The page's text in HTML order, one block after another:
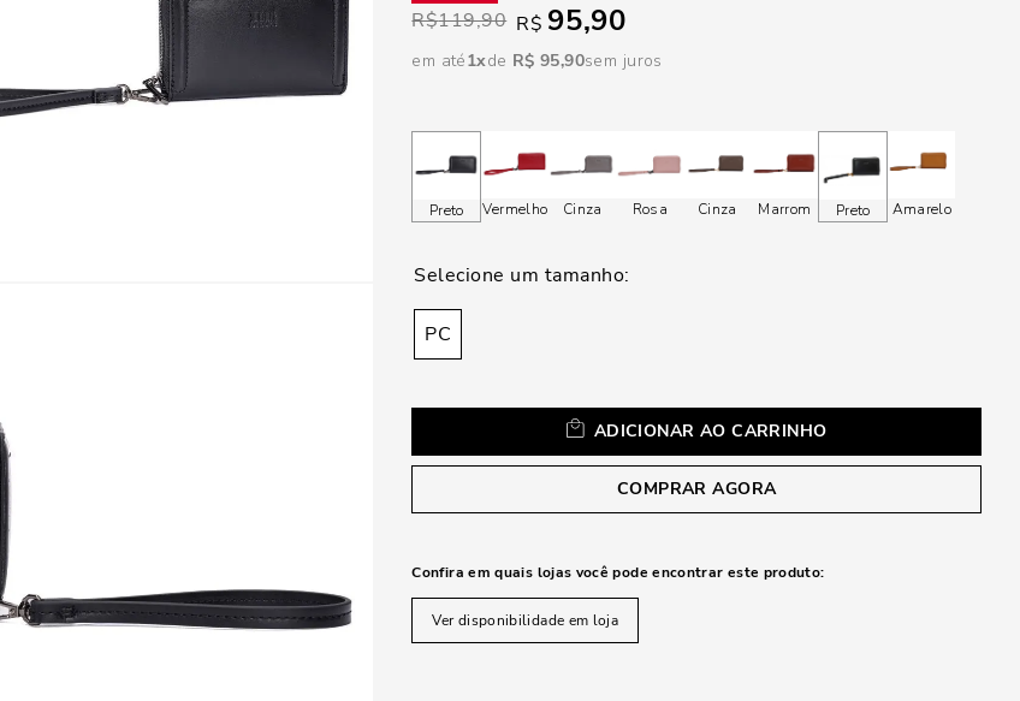
R$119,90 R$ 95,90
em até1 R$ 95,90sem juros
Preto Vermelho Cinza Rosa Cinza Marrom Preto Amarelo
PC
ADICIONAR AO CARRINHO
COMPRAR AGORA
Confira em quais lojas você pode encontrar este produto:
Ver disponibilidade em loja